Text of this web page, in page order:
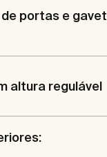
portas e
altura regulável